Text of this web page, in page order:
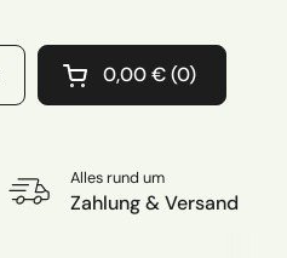
Warenkorb öffnen
Warenkorb
0,00 € 0
im Warenkorb
Alles rund um
Zahlung & Versand